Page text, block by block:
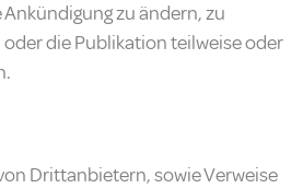
zu ändern, zu
die Publikation teilweise oder
Drittanbietern, sowie Verweise